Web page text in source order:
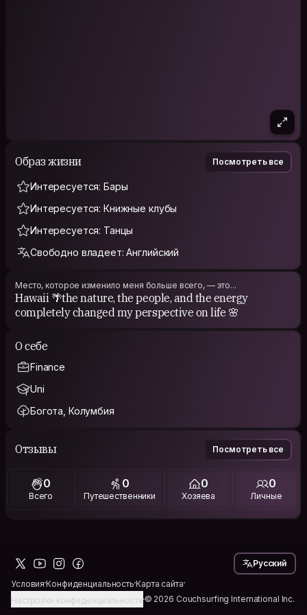
Образ жизни Посмотреть все
Интересуется: Бары
Интересуется: Книжные клубы
Интересуется: Танцы
Свободно владеет: Английский
Место, которое изменило меня больше всего, — это...
Hawaii 🌴the nature, the people, and the energy
completely changed my perspective on life 🌸
О себе
Finance
Uni
Богота, Колумбия
Отзывы Посмотреть все
0
Всего
0
Путешественники
0
Хозяева
0
Личные
УсловияКонфиденциальностьКарта сайта
Настройки конфиденциальности© 2026 Couchsurfing International Inc.
Русский